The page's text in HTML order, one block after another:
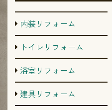
内装リフォーム
トイレリフォーム
浴室リフォーム
建具リフォーム